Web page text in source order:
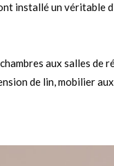
installé un véritable
aux salles de
de lin, mobilier